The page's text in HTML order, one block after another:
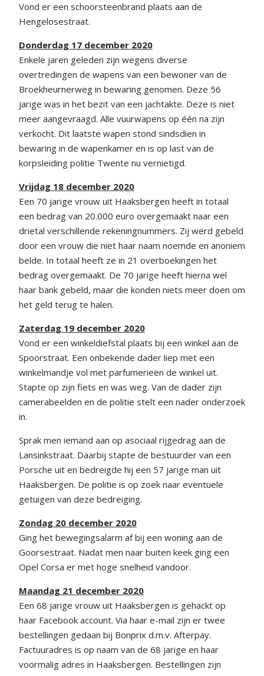
Vond er een schoorsteenbrand plaats aan de
Hengelosestraat.
Donderdag 17 december 2020
Enkele jaren geleden zijn wegens diverse
overtredingen de wapens van een bewoner van de
Broekheurnerweg in bewaring genomen. Deze 56
jarige was in het bezit van een jachtakte. Deze is niet
meer aangevraagd. Alle vuurwapens op één na zijn
verkocht. Dit laatste wapen stond sindsdien in
bewaring in de wapenkamer en is op last van de
korpsleiding politie Twente nu vernietigd.
Vrijdag 18 december 2020
Een 70 jarige vrouw uit Haaksbergen heeft in totaal
een bedrag van 20.000 euro overgemaakt naar een
drietal verschillende rekeningnummers. Zij werd gebeld
door een vrouw die niet haar naam noemde en anoniem
belde. In totaal heeft ze in 21 overboekingen het
bedrag overgemaakt. De 70 jarige heeft hierna wel
haar bank gebeld, maar die konden niets meer doen om
het geld terug te halen.
Zaterdag 19 december 2020
Vond er een winkeldiefstal plaats bij een winkel aan de
Spoorstraat. Een onbekende dader liep met een
winkelmandje vol met parfumerieën de winkel uit.
Stapte op zijn fiets en was weg. Van de dader zijn
camerabeelden en de politie stelt een nader onderzoek
in.
Sprak men iemand aan op asociaal rijgedrag aan de
Lansinkstraat. Daarbij stapte de bestuurder van een
Porsche uit en bedreigde hij een 57 jarige man uit
Haaksbergen. De politie is op zoek naar eventuele
getuigen van deze bedreiging.
Zondag 20 december 2020
Ging het bewegingsalarm af bij een woning aan de
Goorsestraat. Nadat men naar buiten keek ging een
Opel Corsa er met hoge snelheid vandoor.
Maandag 21 december 2020
Een 68 jarige vrouw uit Haaksbergen is gehackt op
haar Facebook account. Via haar e-mail zijn er twee
bestellingen gedaan bij Bonprix d.m.v. Afterpay.
Factuuradres is op naam van de 68 jarige en haar
voormalig adres in Haaksbergen. Bestellingen zijn